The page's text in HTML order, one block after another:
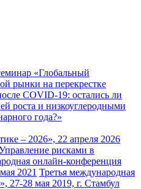
«Глобальный
рынки на перекрестке
COVID-19: остались ли
роста и низкоуглеродными
года?»
– 2026», 22 апреля 2026
рисками в
онлайн-конференция
2021 Третья международная
27-28 мая 2019, г. Стамбул